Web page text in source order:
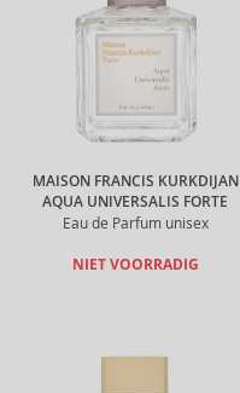
MAISON FRANCIS KURKDIJAN
AQUA UNIVERSALIS FORTE
Eau de Parfum unisex
NIET VOORRADIG